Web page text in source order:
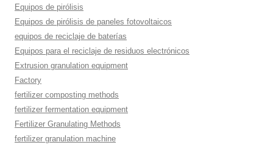
Equipos de pirólisis
Equipos de pirólisis de paneles fotovoltaicos
equipos de reciclaje de baterías
Equipos para el reciclaje de residuos electrónicos
Extrusion granulation equipment
Factory
fertilizer composting methods
fertilizer fermentation equipment
Fertilizer Granulating Methods
fertilizer granulation machine